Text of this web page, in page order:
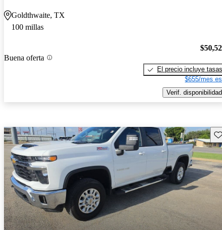
Goldthwaite, TX
100 millas
Buena oferta
El precio incluye tasas
$655/mes
Verif. disponibilidad